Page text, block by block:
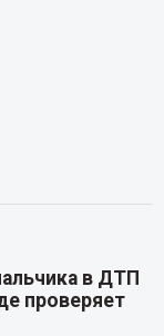
в ДТП
проверяет